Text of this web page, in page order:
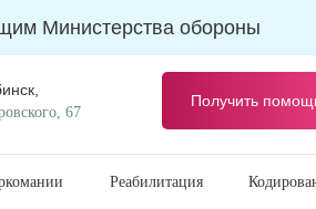
Министерства обороны
67
Получить
Реабилитация